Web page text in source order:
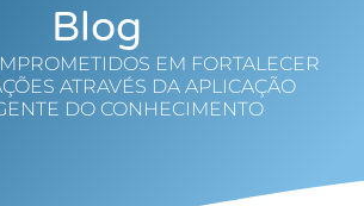
Blog
EM FORTALECER
ATRAVÉS DA APLICAÇÃO
DO CONHECIMENTO